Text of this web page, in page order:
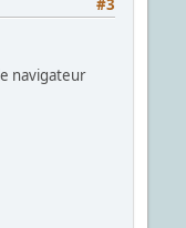
navigateur